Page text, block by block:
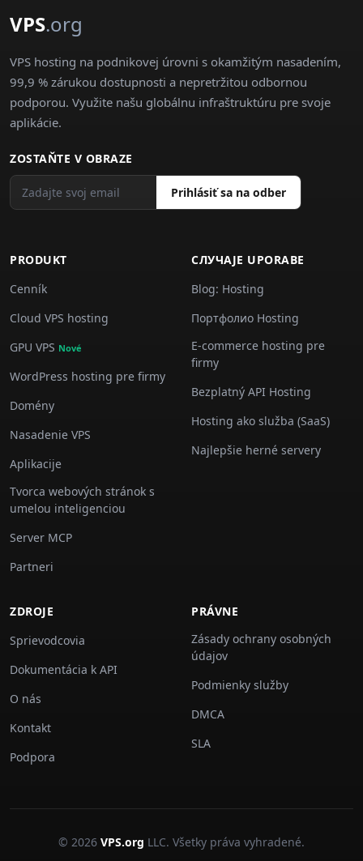
VPS.org
VPS hosting na podnikovej úrovni s okamžitým nasadením,
99,9 % zárukou dostupnosti a nepretržitou odbornou
podporou. Využite našu globálnu infraštruktúru pre svoje
aplikácie.
ZOSTAŇTE V OBRAZE
Prihlásiť sa na odber
PRODUKT
Cenník
Cloud VPS hosting
GPU VPS Nové
WordPress hosting pre firmy
Domény
Nasadenie VPS
Aplikacije
Tvorca webových stránok s
umelou inteligenciou
Server MCP
Partneri
СЛУЧАJE UPORABE
Blog: Hosting
Портфолио Hosting
E-commerce hosting pre
firmy
Bezplatný API Hosting
Hosting ako služba (SaaS)
Najlepšie herné servery
ZDROJE
Sprievodcovia
Dokumentácia k API
O nás
Kontakt
Podpora
PRÁVNE
Zásady ochrany osobných
údajov
Podmienky služby
DMCA
SLA
© 2026 VPS.org LLC. Všetky práva vyhradené.